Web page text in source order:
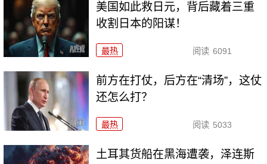
美国如此救日元，背后藏着三重
收割日本的阳谋！
最热 阅读 6091
前方在打仗，后方在“清场”，这仗
还怎么打？
最热 阅读 5033
土耳其货船在黑海遭袭，泽连斯